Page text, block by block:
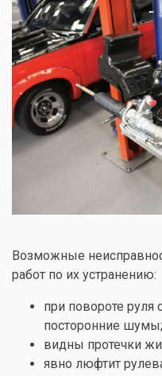
Возможные
работ по их устранению:
при повороте руля
посторонние шумы;
видны протечки
явно люфтит